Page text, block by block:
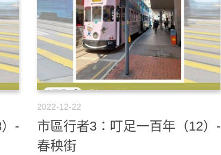
-
2022-12-22
市區行者3：叮足一百年（12）-
春秧街